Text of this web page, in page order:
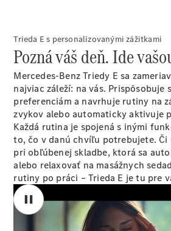
roky
Financovanie
atraktívnym
úrokom 1,4
%
Zvýhodnený
operatívny
lízing
GLS SUV
GLE SUV a
kupé
GLC SUV a
kupé
EQE sedan
Trieda E s personalizovanými zážitkami
Pozná váš deň. Ide
Mercedes-Benz Triedy E sa
najviac záleží: na vás. Prispôsobuje
preferenciám a navrhuje rutiny na
zvykov alebo automaticky aktivuje
Každá rutina je spojená s inými
to, čo v danú chvíľu potrebujete. Či
pri obľúbenej skladbe, ktorá sa
alebo relaxovať na masážnych
rutiny po práci – Trieda E je tu pre